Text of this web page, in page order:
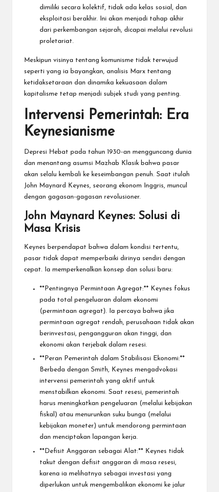
dimiliki secara kolektif, tidak ada kelas sosial, dan
eksploitasi berakhir. Ini akan menjadi tahap akhir
dari perkembangan sejarah, dicapai melalui revolusi
proletariat.
Meskipun visinya tentang komunisme tidak terwujud
seperti yang ia bayangkan, analisis Marx tentang
ketidaksetaraan dan dinamika kekuasaan dalam
kapitalisme tetap menjadi subjek studi yang penting.
Intervensi Pemerintah: Era
Keynesianisme
Depresi Hebat pada tahun 1930-an mengguncang dunia
dan menantang asumsi Mazhab Klasik bahwa pasar
akan selalu kembali ke keseimbangan penuh. Saat itulah
John Maynard Keynes, seorang ekonom Inggris, muncul
dengan gagasan-gagasan revolusioner.
John Maynard Keynes: Solusi di
Masa Krisis
Keynes berpendapat bahwa dalam kondisi tertentu,
pasar tidak dapat memperbaiki dirinya sendiri dengan
cepat. Ia memperkenalkan konsep dan solusi baru:
**Pentingnya Permintaan Agregat:** Keynes fokus
pada total pengeluaran dalam ekonomi
(permintaan agregat). Ia percaya bahwa jika
permintaan agregat rendah, perusahaan tidak akan
berinvestasi, pengangguran akan tinggi, dan
ekonomi akan terjebak dalam resesi.
**Peran Pemerintah dalam Stabilisasi Ekonomi:**
Berbeda dengan Smith, Keynes mengadvokasi
intervensi pemerintah yang aktif untuk
menstabilkan ekonomi. Saat resesi, pemerintah
harus meningkatkan pengeluaran (melalui kebijakan
fiskal) atau menurunkan suku bunga (melalui
kebijakan moneter) untuk mendorong permintaan
dan menciptakan lapangan kerja.
**Defisit Anggaran sebagai Alat:** Keynes tidak
takut dengan defisit anggaran di masa resesi,
karena ia melihatnya sebagai investasi yang
diperlukan untuk mengembalikan ekonomi ke jalur